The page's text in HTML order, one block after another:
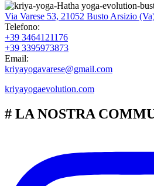
Via Varese 53, 21052 Busto Arsizio
Telefono:
+39 3464121176
+39 3395973873
Email:
kriyayogavarese@gmail.com
kriyayogaevolution.com
# LA NOSTRA